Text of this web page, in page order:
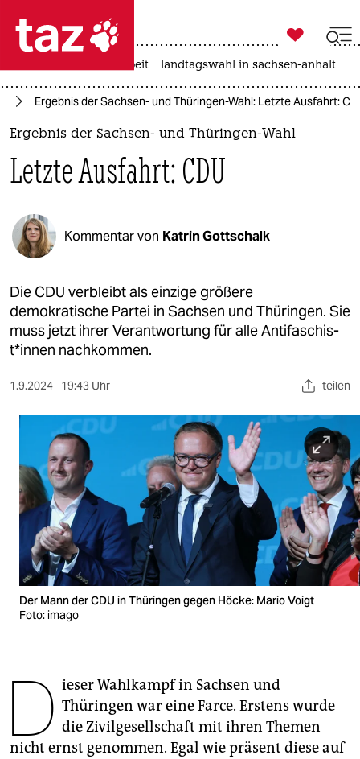
 taz zahl ich
taz zahl ich
themen
politik
öko
gesellschaft
kultur
sport
wahrheit
verlag
verlag
veranstaltungen
shop
fragen & hilfe
unterstützen
genossenschaft
epaper login

taz zahl ich
arbeit landtagswahl in sachsen-anhalt
Ergebnis der Sachsen- und Thüringen-Wahl: Letzte Ausfahrt:
Ergebnis der Sachsen- und Thüringen-Wahl
Letzte Ausfahrt: CDU
Kommentar von Katrin Gottschalk
Die CDU verbleibt als einzige größere
demokratische Partei in Sachsen und Thüringen. Sie
muss jetzt ihrer Verantwortung für alle An­ti­fa­schis­
t*in­nen nachkommen.
1.9.2024 19:43 Uhr teilen
Der Mann der CDU in Thüringen gegen Höcke: Mario Voigt
Foto: imago
D ieser Wahlkampf in Sachsen und
Thüringen war eine Farce. Erstens wurde
die Zivilgesellschaft mit ihren Themen
nicht ernst genommen. Egal wie präsent diese auf